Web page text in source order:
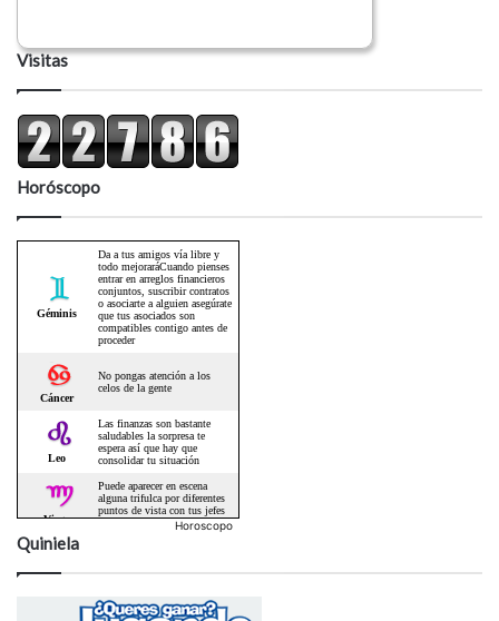
Visitas
Horóscopo
Horoscopo
Quiniela